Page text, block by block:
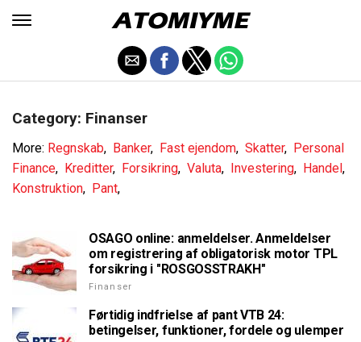
Category: Finanser
More: Regnskab, Banker, Fast ejendom, Skatter, Personal
Finance, Kreditter, Forsikring, Valuta, Investering, Handel,
Konstruktion, Pant,
OSAGO online: anmeldelser. Anmeldelser
om registrering af obligatorisk motor TPL
forsikring i "ROSGOSSTRAKH"
Finanser
Førtidig indfrielse af pant VTB 24:
betingelser, funktioner, fordele og ulemper